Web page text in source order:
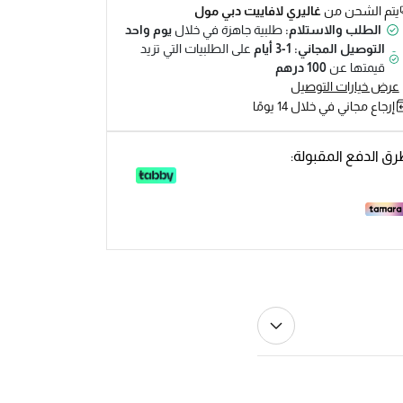
يتم الشحن منغاليري لافاييت دبي مول
الطلب والاستلام:طلبية جاهزة في خلاليوم واحد
التوصيل المجاني: 1-3 أيام
على الطلبيات التي تزيد
قيمتها عن100 درهم
عرض خيارات التوصيل
إرجاع مجاني في خلال 14 يومًا
الدفع المقبولة: